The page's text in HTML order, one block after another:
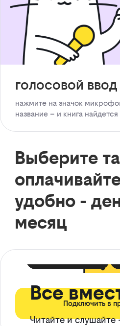
голосовой
нажмите на значок
название – и книга найдется
Выберите
удобно -
месяц
Все
Читайте и слушайте
Подключить в